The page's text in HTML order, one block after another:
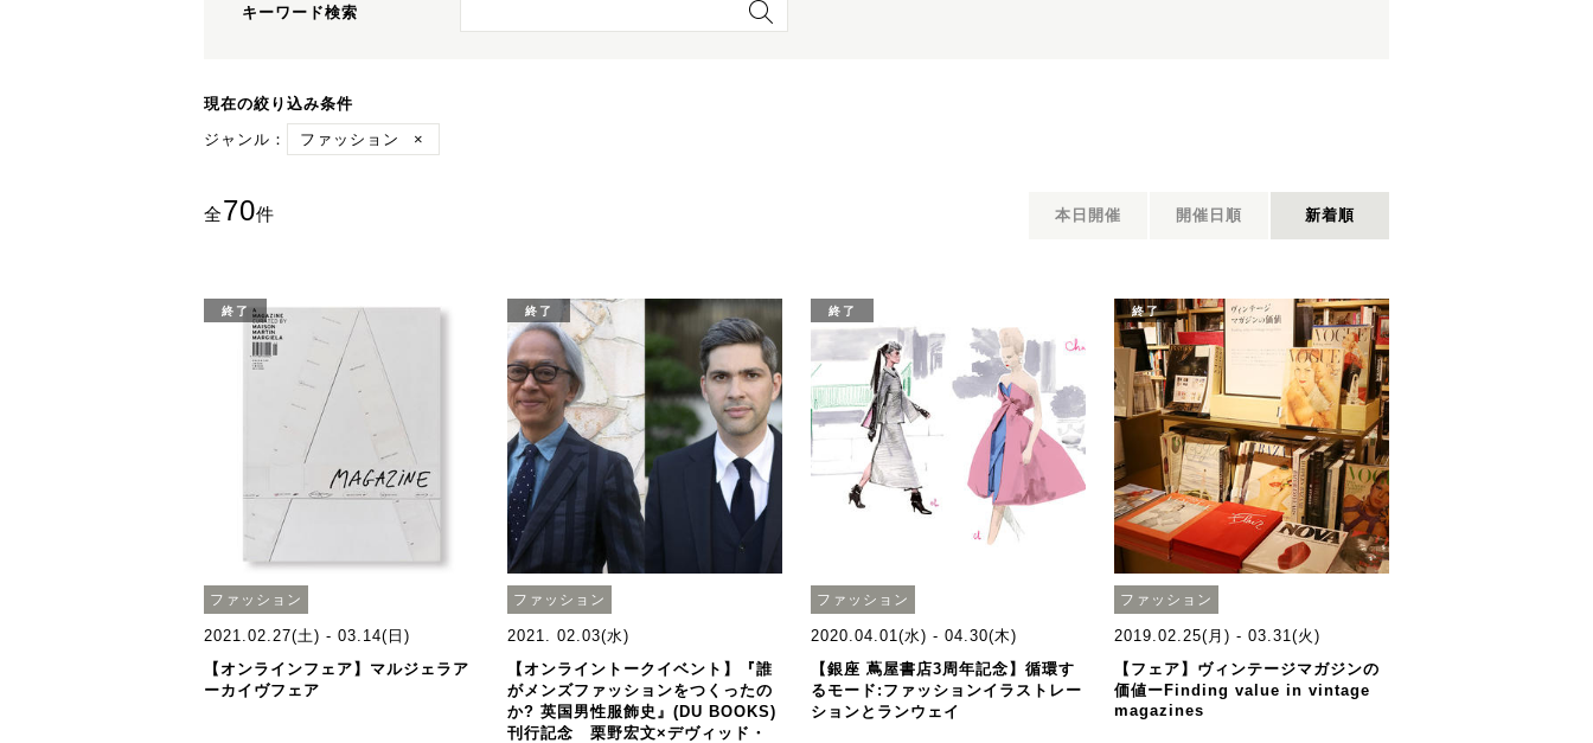
キーワード検索
現在の絞り込み条件
ジャンル：
ファッション ×
全70件 本日開催 開催日順 新着順
終了
ファッション
2021.02.27(土) - 03.14(日)
【オンラインフェア】マルジェラア
ーカイヴフェア
終了
ファッション
2021. 02.03(水)
【オンライントークイベント】『誰
がメンズファッションをつくったの
か? 英国男性服飾史』(DU BOOKS)
刊行記念 栗野宏文×デヴィッド・
終了
ファッション
2020.04.01(水) - 04.30(木)
【銀座 蔦屋書店3周年記念】循環す
るモード:ファッションイラストレー
ションとランウェイ
終了
ファッション
2019.02.25(月) - 03.31(火)
【フェア】ヴィンテージマガジンの
価値ーFinding value in vintage
magazines